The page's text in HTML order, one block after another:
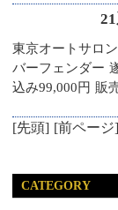
東京オートサロ
バーフェンダー
込み99,000円 販
[先頭] [前ページ]
CATEGORY